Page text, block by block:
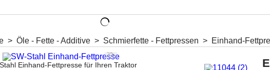
> Öle - Fette - Additive > Schmierfette - Fettpressen > Einhand-
Einhand-Fettpresse für Ihren Traktor